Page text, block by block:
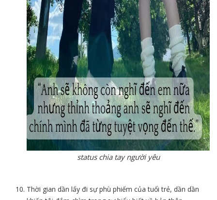
status chia tay người yêu
Thời gian dần lấy đi sự phù phiếm của tuổi trẻ, dần dần